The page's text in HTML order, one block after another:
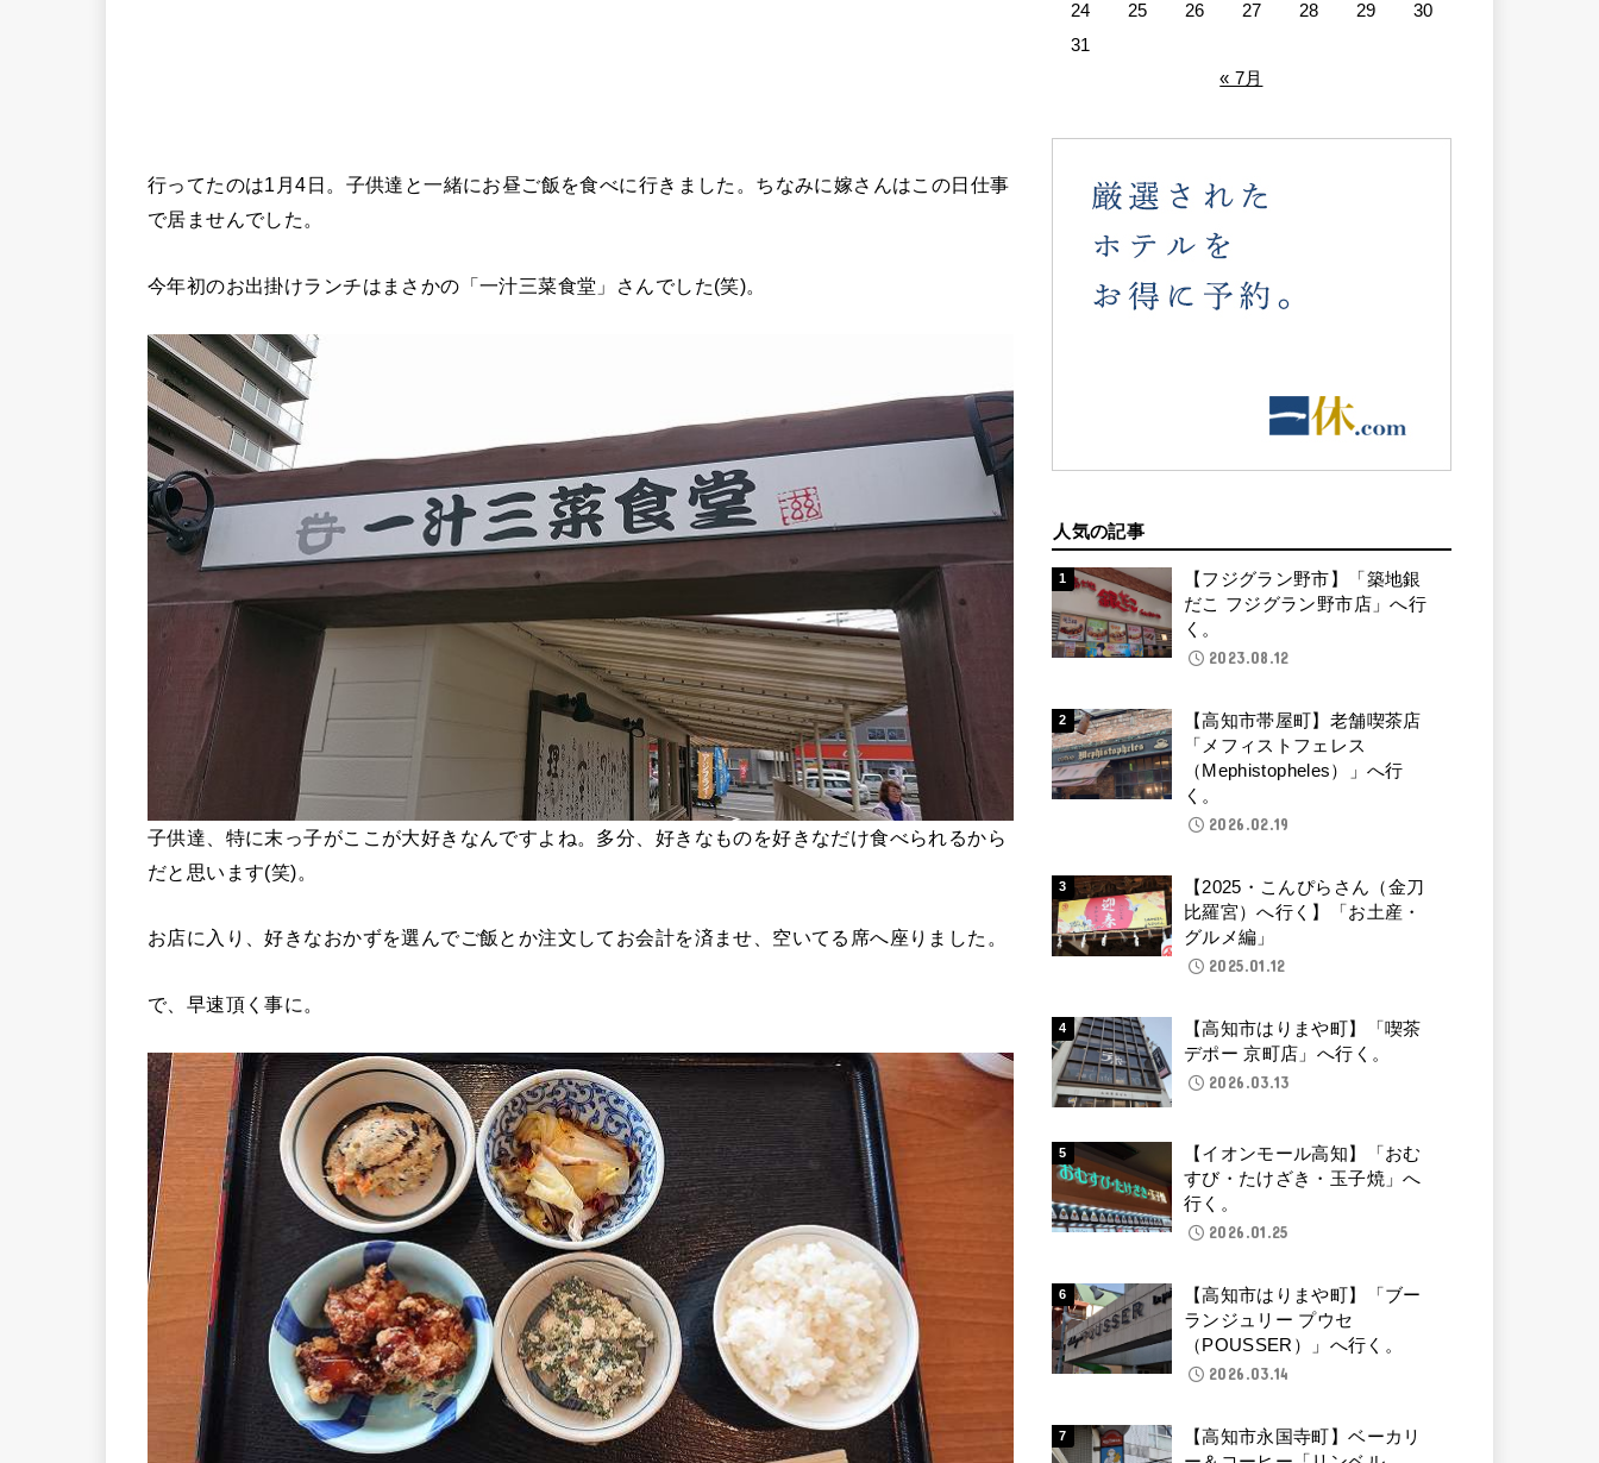
行ってたのは1月4日。子供達と一緒にお昼ご飯を食べに行きました。ちなみに嫁さんはこの日仕事
で居ませんでした。
今年初のお出掛けランチはまさかの「一汁三菜食堂」さんでした(笑)。
子供達、特に末っ子がここが大好きなんですよね。多分、好きなものを好きなだけ食べられるから
だと思います(笑)。
お店に入り、好きなおかずを選んでご飯とか注文してお会計を済ませ、空いてる席へ座りました。
で、早速頂く事に。
24
25 26 27 28 29
30
31
« 7月
人気の記事
【フジグラン野市】「築地銀
だこ フジグラン野市店」へ行
く。
2023.08.12
【高知市帯屋町】老舗喫茶店
「メフィストフェレス
（Mephistopheles）」へ行
く。
2026.02.19
【2025・こんぴらさん（金刀
比羅宮）へ行く】「お土産・
グルメ編」
2025.01.12
【高知市はりまや町】「喫茶
デポー 京町店」へ行く。
2026.03.13
【イオンモール高知】「おむ
すび・たけざき・玉子焼」へ
行く。
2026.01.25
【高知市はりまや町】「ブー
ランジュリー プウセ
（POUSSER）」へ行く。
2026.03.14
【高知市永国寺町】ベーカリ